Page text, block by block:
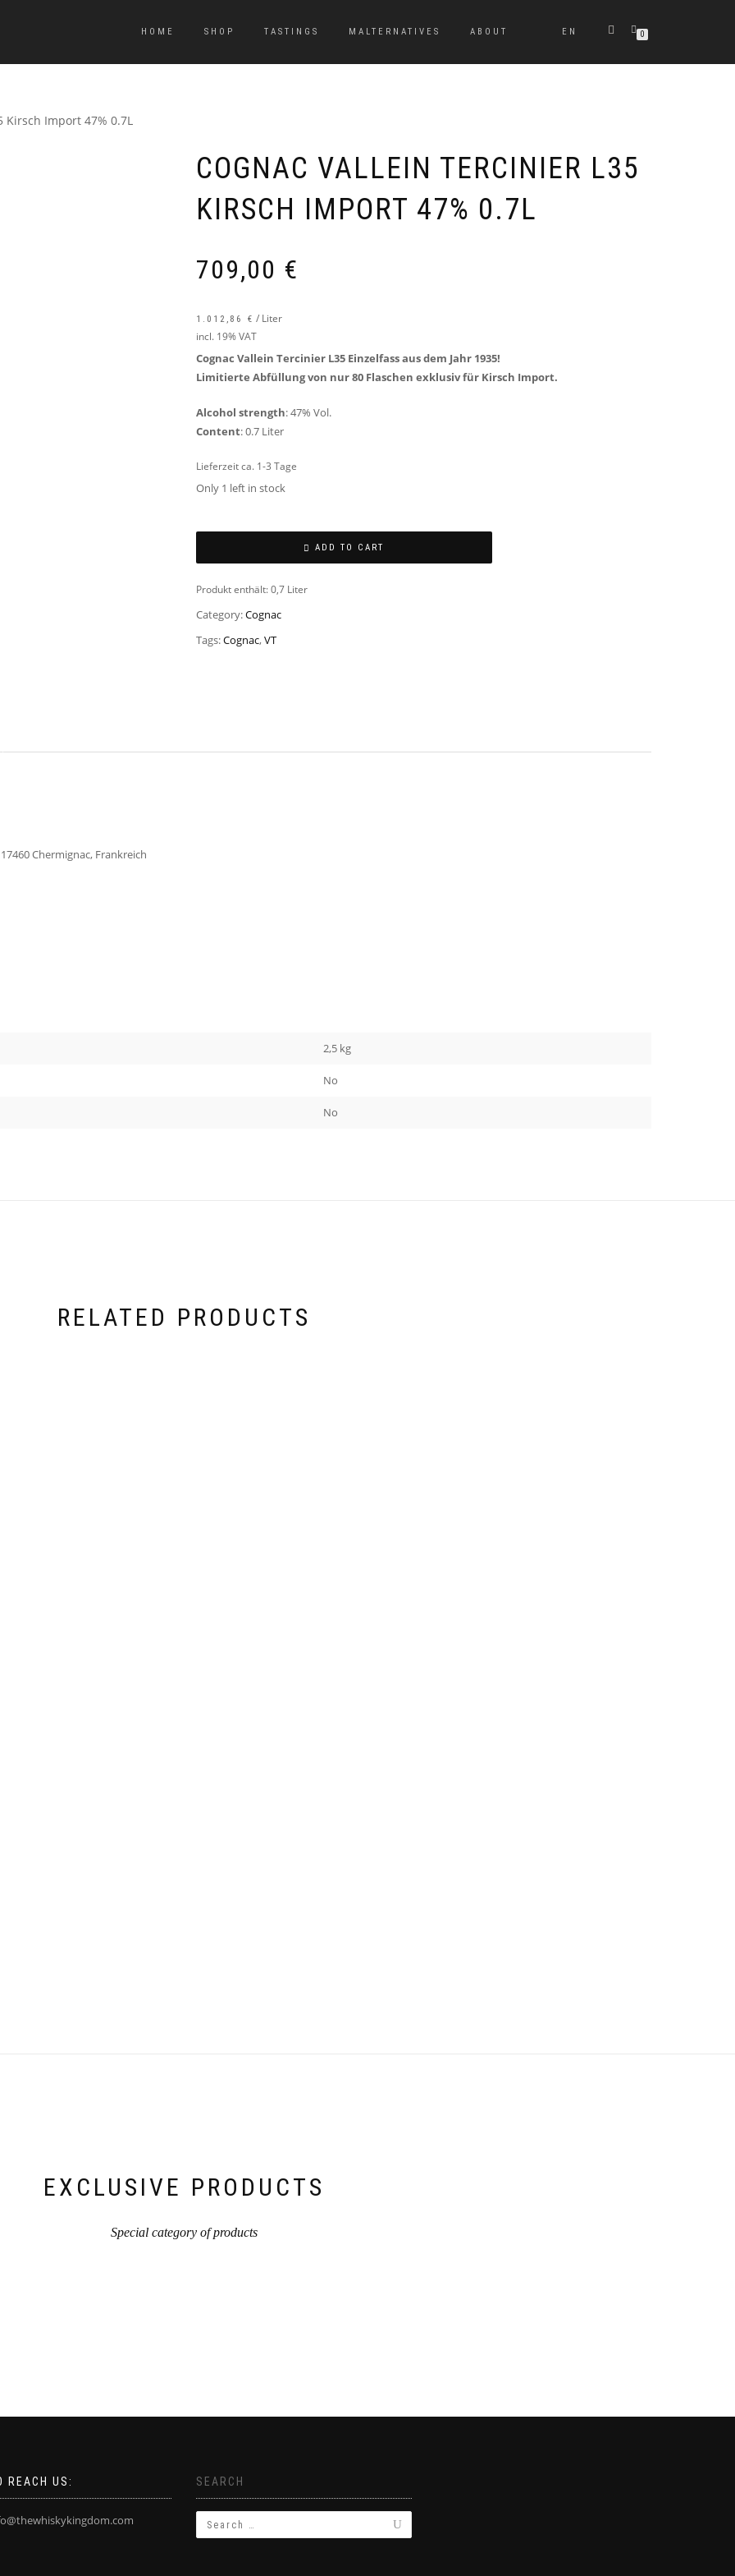
HOME SHOP TASTINGS MALTERNATIVES ABOUT EN 0
Kirsch Import 47% 0.7L
COGNAC VALLEIN TERCINIER L35
KIRSCH IMPORT 47% 0.7L
709,00 €
1.012,86 € / Liter
incl. 19% VAT
Cognac Vallein Tercinier L35 Einzelfass aus dem Jahr 1935!
Limitierte Abfüllung von nur 80 Flaschen exklusiv für Kirsch Import.
Alcohol strength: 47% Vol.
Content: 0.7 Liter
Lieferzeit ca. 1-3 Tage
Only 1 left in stock
ADD TO CART
Produkt enthält: 0,7 Liter
Category:Cognac
Tags:Cognac,VT
Chermignac, Frankreich
2,5 kg
No
No
RELATED PRODUCTS
EXCLUSIVE PRODUCTS
Special category of products
REACH US: SEARCH